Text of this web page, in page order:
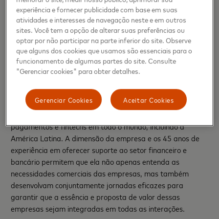
Teleperformance e a Mastercard convergem. Fizemos uma
parceria para desenvolver uma solução que combine nossa
experiência global em operações de relacionamento,
transformação digital e flexibilidade do serviço de back-
office para fintechs, empresas de pagamentos e empresas
digitais".
Como líder global em serviços integrados digitais para
empresas, a Teleperformance já oferece serviços de
pagamentos e fintechs em todo o mundo, incluindo a
América Latina. A dimensão da empresa e os 45 anos de
experiência em oferecer suporte ao setor financeiro e
bancário permitem que ela não apenas entenda as
necessidades comerciais das empresas, mas também
desenvolvam conjuntamente jornadas eficazes para
garantir que a essência e proposta de valor dessas
empresas sejam integradas em todas as interações.
experiência e fornecer publicidade com base em suas
atividades e interesses de navegação neste e em outros
sites. Você tem a opção de alterar suas preferências ou
optar por não participar na parte inferior do site. Observe
que alguns dos cookies que usamos são essenciais para o
funcionamento de algumas partes do site. Consulte
"Gerenciar cookies" para obter detalhes.
Aceitar Cookies
Gerenciar Cookies